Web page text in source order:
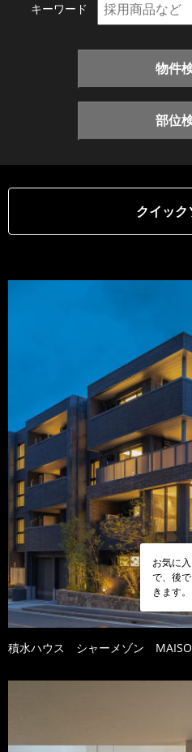
キーワード
物件
部位
クイック
お気に
で、後
きます。
積水ハウス シャーメゾン